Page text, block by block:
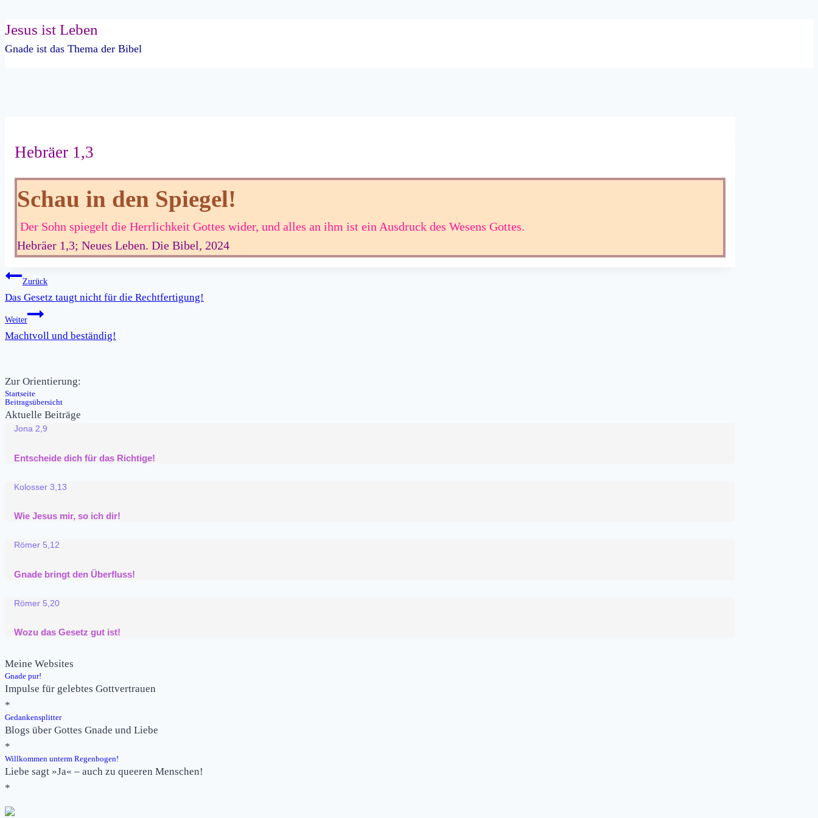
Zum
Inhalt
Jesus ist Leben
Gnade ist das Thema der Bibel
Hebräer 1,3
Schau in den Spiegel!
Der Sohn spiegelt die Herrlichkeit Gottes wider, und alles an ihm ist ein Ausdruck des Wesens Gottes.
Hebräer 1,3; Neues Leben. Die Bibel, 2024
Beitragsnavigation
Zurück
Das Gesetz taugt nicht für die Rechtfertigung!
Weiter
Machtvoll und beständig!
Zur Orientierung:
Startseite
Beitragsübersicht
Aktuelle Beiträge
Jona 2,9
Entscheide dich für das Richtige!
Kolosser 3,13
Wie Jesus mir, so ich dir!
Römer 5,12
Gnade bringt den Überfluss!
Römer 5,20
Wozu das Gesetz gut ist!
Meine Websites
Gnade pur!
Impulse für gelebtes Gottvertrauen
*
Gedankensplitter
Blogs über Gottes Gnade und Liebe
*
Willkommen unterm Regenbogen!
Liebe sagt »Ja« – auch zu queeren Menschen!
*